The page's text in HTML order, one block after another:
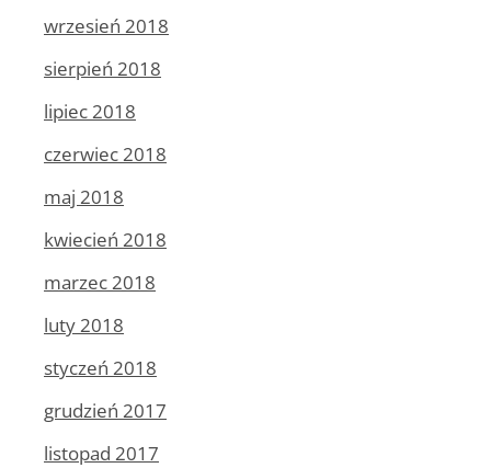
wrzesień 2018
sierpień 2018
lipiec 2018
czerwiec 2018
maj 2018
kwiecień 2018
marzec 2018
luty 2018
styczeń 2018
grudzień 2017
listopad 2017